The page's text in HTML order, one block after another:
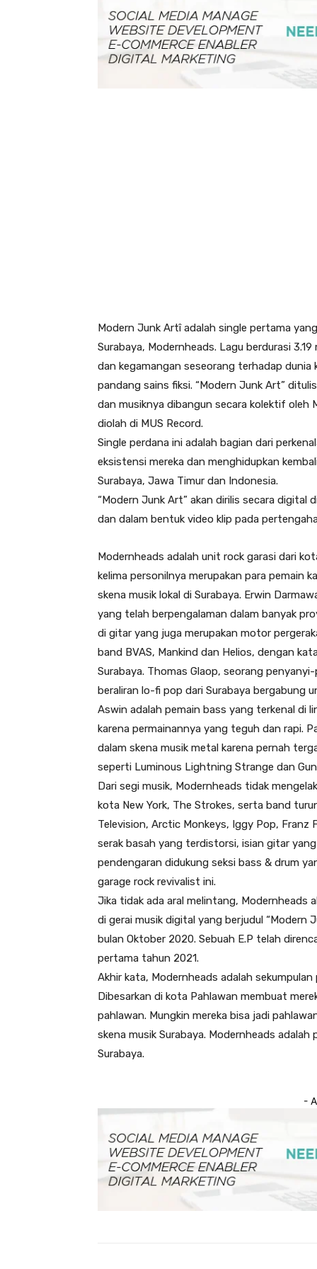
Modern Junk Artî adalah single pertama
Surabaya, Modernheads. Lagu berdurasi
dan kegamangan seseorang terhadap
pandang sains fiksi. “Modern Junk Art”
dan musiknya dibangun secara kolektif oleh
diolah di MUS Record.
Single perdana ini adalah bagian dari
eksistensi mereka dan menghidupkan
Surabaya, Jawa Timur dan Indonesia.
“Modern Junk Art” akan dirilis secara digital
dan dalam bentuk video klip pada
Modernheads adalah unit rock garasi dari
kelima personilnya merupakan para pemain
skena musik lokal di Surabaya. Erwin
yang telah berpengalaman dalam banyak
di gitar yang juga merupakan motor
band BVAS, Mankind dan Helios, dengan
Surabaya. Thomas Glaop, seorang
beraliran lo-fi pop dari Surabaya bergabung
Aswin adalah pemain bass yang terkenal di
karena permainannya yang teguh dan rapi.
dalam skena musik metal karena pernah
seperti Luminous Lightning Strange dan
Dari segi musik, Modernheads tidak
kota New York, The Strokes, serta band
Television, Arctic Monkeys, Iggy Pop, Franz
serak basah yang terdistorsi, isian gitar
pendengaran didukung seksi bass & drum
garage rock revivalist ini.
Jika tidak ada aral melintang, Modernheads
di gerai musik digital yang berjudul “Modern
bulan Oktober 2020. Sebuah E.P telah
pertama tahun 2021.
Akhir kata, Modernheads adalah
Dibesarkan di kota Pahlawan membuat
pahlawan. Mungkin mereka bisa jadi
skena musik Surabaya. Modernheads
Surabaya.
-